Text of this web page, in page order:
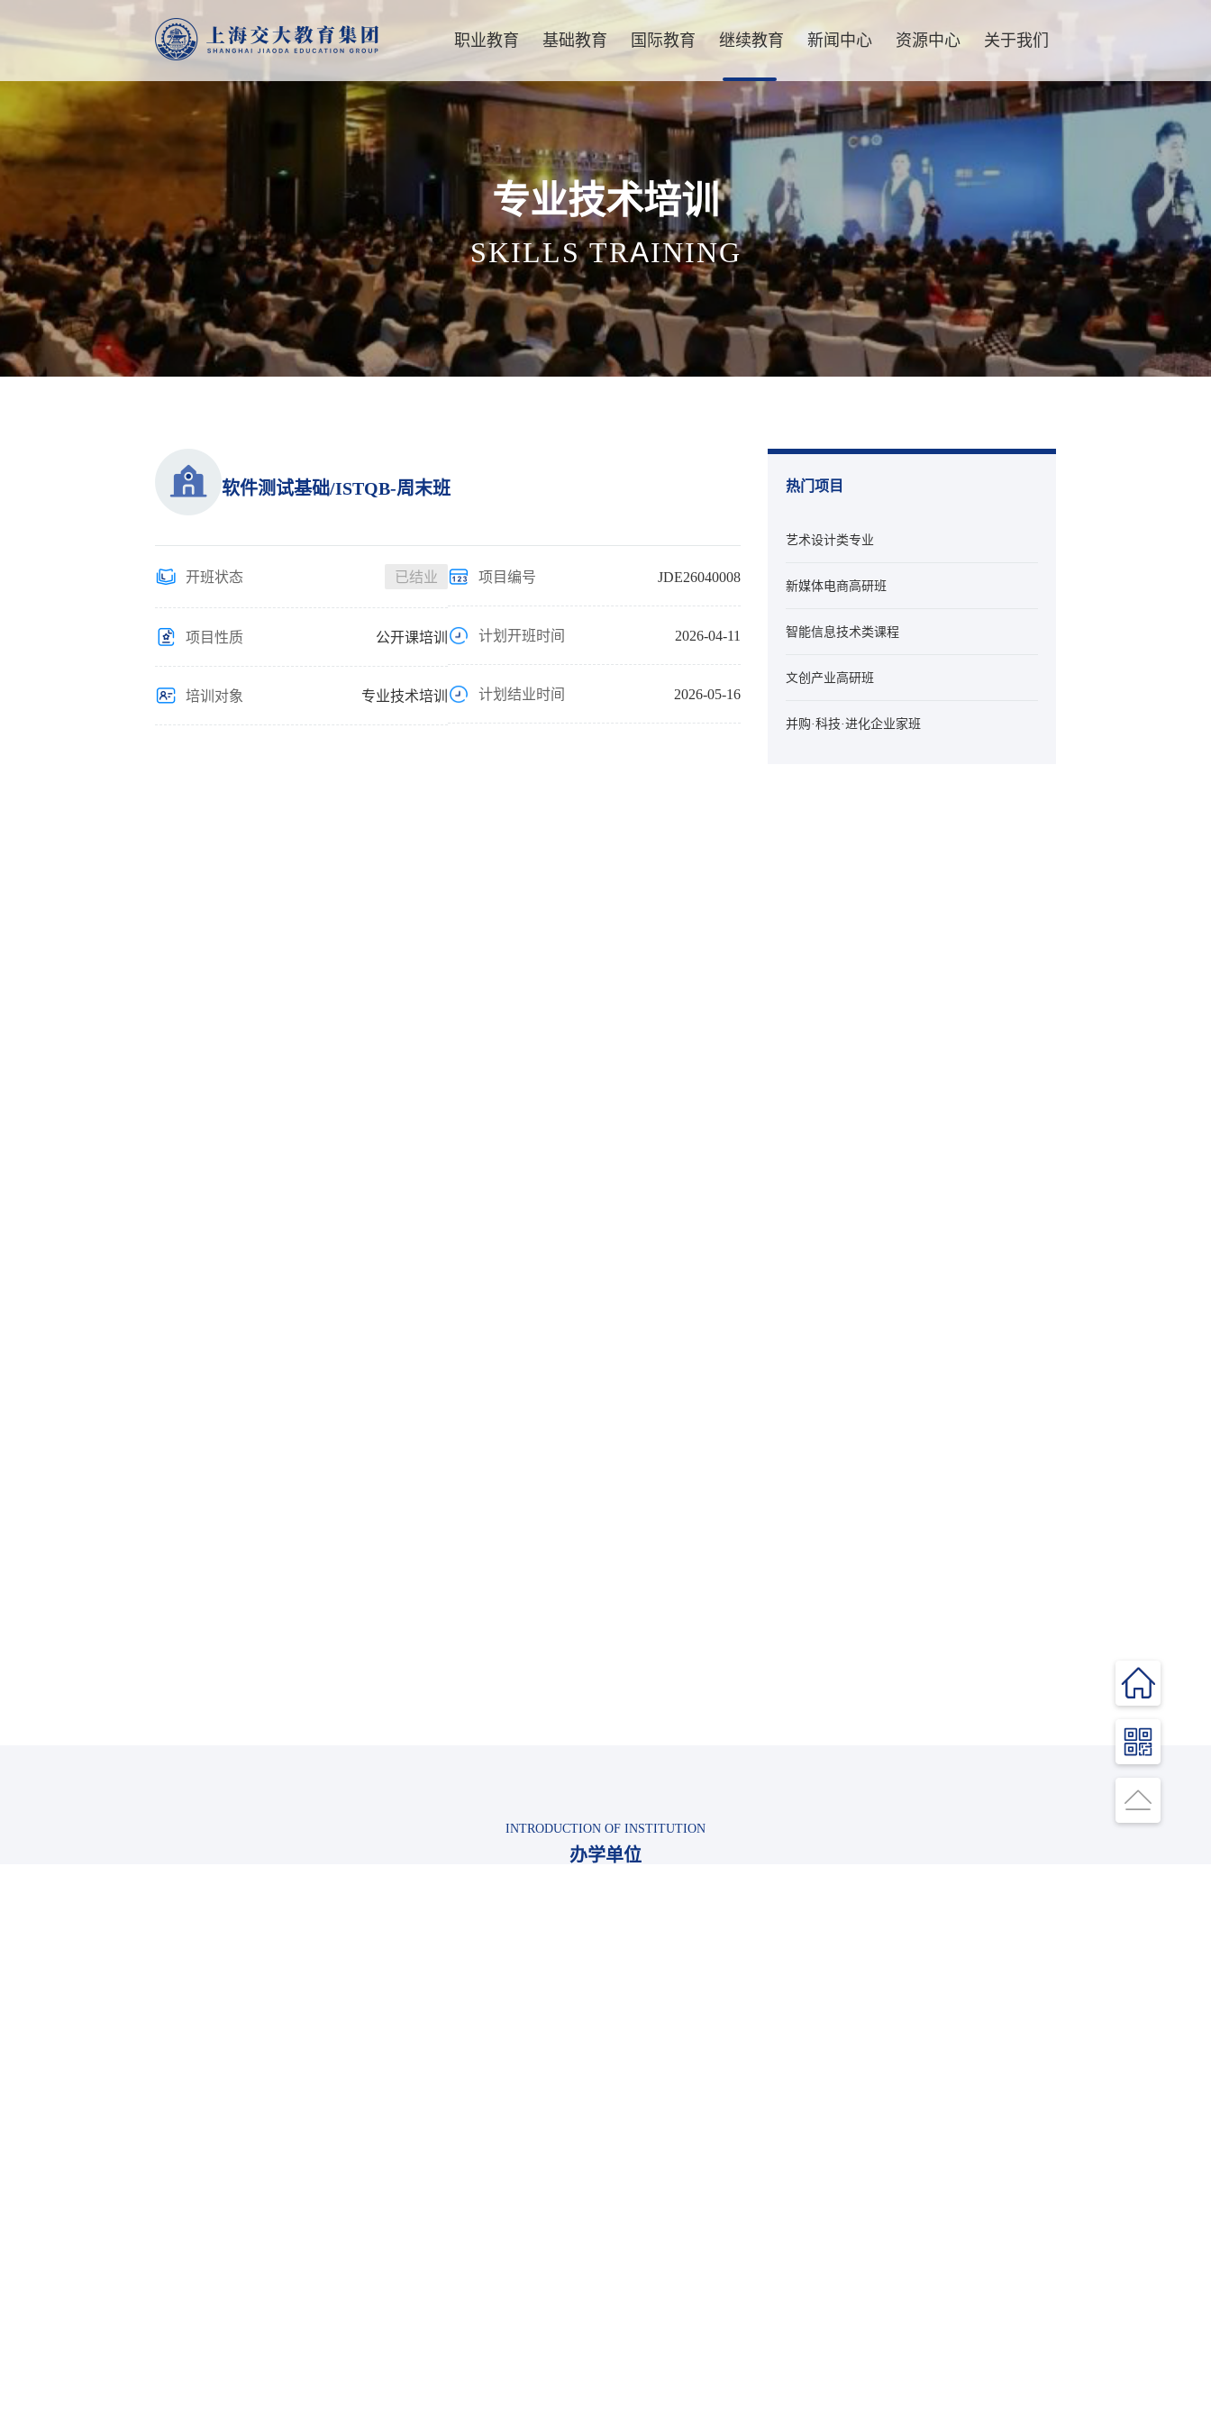
职业教育 基础教育 国际教育 继续教育 新闻中心 资源中心 关于我们
专业技术培训
SKILLS TRAINING
软件测试基础/ISTQB-周末班
开班状态 已结业
项目性质 公开课培训
培训对象 专业技术培训
项目编号 JDE26040008
计划开班时间 2026-04-11
计划结业时间 2026-05-16
热门项目
艺术设计类专业
新媒体电商高研班
智能信息技术类课程
文创产业高研班
并购·科技·进化企业家班
INTRODUCTION OF INSTITUTION
办学单位